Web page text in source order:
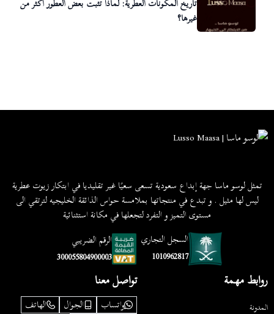
غيرها؟
تمثل لوسو ماسا جهة إبداع سعودية تسعى سعيًا غير تقليديا في ابتكار زيوت عطرية
ليس لها مثيل . و تبدع في منتجاتها بملامسة حواس الذائقة الخليجيه لترتقي الى
مستوى التميز و التفرد لتجعلها في مكانة استثنائية
السجل التجاري
1010962817
الرقم الضريبي
300055804900003
روابط مهمة
المدونة
تواصل معنا
واتساب الجوال
الهاتف